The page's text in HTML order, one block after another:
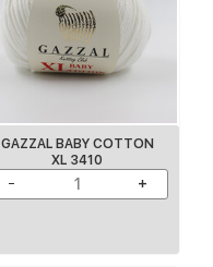
GAZZAL BABY COTTON
XL 3410